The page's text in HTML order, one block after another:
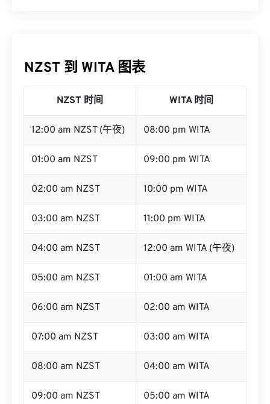
NZST 到 WITA 图表
NZST 时间 WITA 时间
12:00 am NZST (午夜) 08:00 pm WITA
01:00 am NZST 09:00 pm WITA
02:00 am NZST 10:00 pm WITA
03:00 am NZST 11:00 pm WITA
04:00 am NZST 12:00 am WITA (午夜)
05:00 am NZST 01:00 am WITA
06:00 am NZST 02:00 am WITA
07:00 am NZST 03:00 am WITA
08:00 am NZST 04:00 am WITA
09:00 am NZST 05:00 am WITA